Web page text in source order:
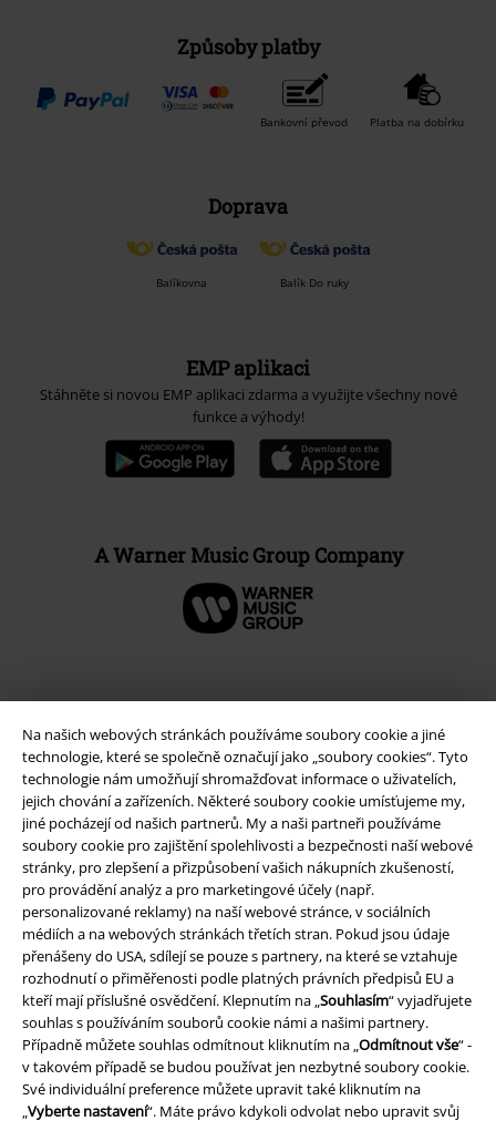
Na našich webových stránkách používáme soubory cookie a jiné
technologie, které se společně označují jako „soubory cookies“. Tyto
technologie nám umožňují shromažďovat informace o uživatelích,
jejich chování a zařízeních. Některé soubory cookie umísťujeme my,
jiné pocházejí od našich partnerů. My a naši partneři používáme
soubory cookie pro zajištění spolehlivosti a bezpečnosti naší webové
stránky, pro zlepšení a přizpůsobení vašich nákupních zkušeností,
pro provádění analýz a pro marketingové účely (např.
personalizované reklamy) na naší webové stránce, v sociálních
médiích a na webových stránkách třetích stran. Pokud jsou údaje
přenášeny do USA, sdílejí se pouze s partnery, na které se vztahuje
rozhodnutí o přiměřenosti podle platných právních předpisů EU a
kteří mají příslušné osvědčení. Klepnutím na „Souhlasím“ vyjadřujete
souhlas s používáním souborů cookie námi a našimi partnery.
Případně můžete souhlas odmítnout kliknutím na „Odmítnout vše“ -
v takovém případě se budou používat jen nezbytné soubory cookie.
Své individuální preference můžete upravit také kliknutím na
„Vyberte nastavení“. Máte právo kdykoli odvolat nebo upravit svůj
Způsoby platby
Bankovní převod Platba na dobírku
Doprava
Balíkovna Balík Do ruky
EMP aplikaci
Stáhněte si novou EMP aplikaci zdarma a využijte všechny nové
funkce a výhody!
A Warner Music Group Company
Právní informace
Podmínky
Prohlášení
Ochrana osobních údajů
Likvidace odpadu a ochrana životního prostředí
Prohlášení o shodě